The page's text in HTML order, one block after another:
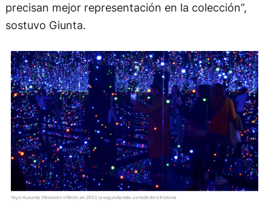
precisan mejor representación en la colección”,
sostuvo Giunta.